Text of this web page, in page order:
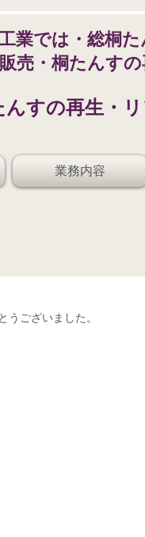
業では・総桐
売・桐たんす
んすの再生・
業務内容
ございました。